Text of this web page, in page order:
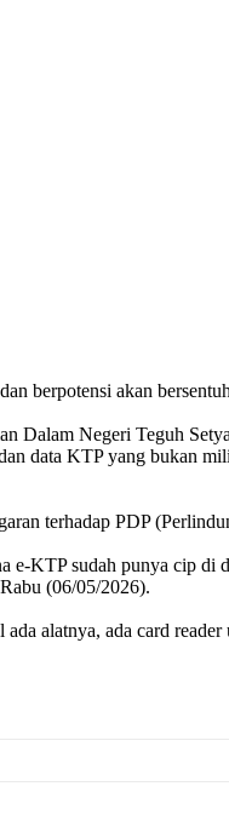
berpotensi akan
Dalam Negeri Teguh
data KTP yang bukan
terhadap PDP
KTP sudah punya cip
(06/05/2026).
alatnya, ada card